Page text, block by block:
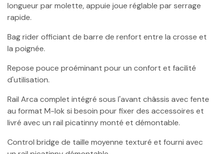
longueur par molette, appuie joue réglable par serrage
rapide.
Bag rider officiant de barre de renfort entre la crosse et
la poignée.
Repose pouce proéminant pour un confort et facilité
d'utilisation.
Rail Arca complet intégré sous l'avant châssis avec fente
au format M-lok si besoin pour fixer des accessoires et
livré avec un rail picatinny monté et démontable.
Control bridge de taille moyenne texturé et fourni avec